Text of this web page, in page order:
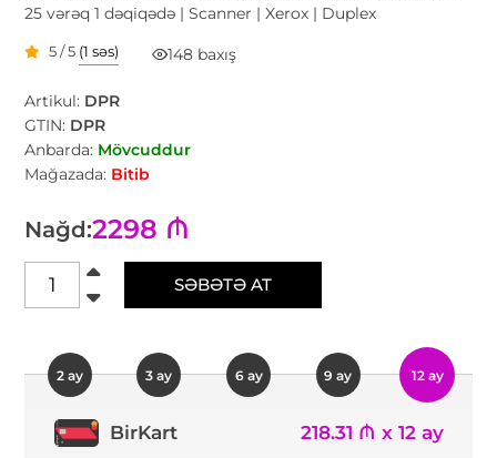
25 vərəq 1 dəqiqədə | Scanner | Xerox | Duplex
5 / 5 (1 səs) 148 baxış
Artikul: DPR
GTIN: DPR
Anbarda: Mövcuddur
Mağazada: Bitib
Nağd:2298 ₼
SƏBƏTƏ AT
2 ay 3 ay 6 ay 9 ay 12 ay
BirKart 218.31 ₼ x 12 ay